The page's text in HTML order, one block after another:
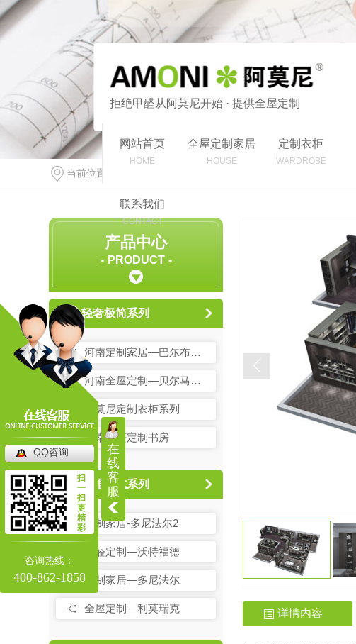
拒绝甲醛从阿莫尼开始 · 提供全屋定制
网站首页
HOME
全屋定制家居
HOUSE
定制衣柜
WARDROBE
联系我们
CONTACT
当前位置：
产品中心
PRODUCT
轻奢极简系列
河南定制家居—巴尔布里根
河南全屋定制—贝尔马利特
阿莫尼定制衣柜系列
河南无醛定制书房
优雅欧式系列
定制家居-多尼法尔2
无醛定制—沃特福德
定制家居—多尼法尔
全屋定制—利莫瑞克 详情内容
在
线
客
服
QQ咨询
扫
一
扫
更
精
彩
咨询热线：
400-862-1858